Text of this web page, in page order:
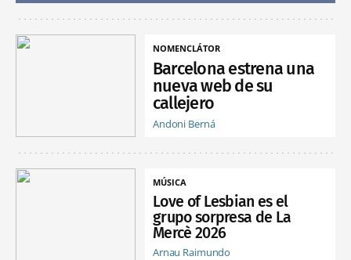
NOMENCLÁTOR
Barcelona estrena una
nueva web de su
callejero
Andoni Berná
MÚSICA
Love of Lesbian es el
grupo sorpresa de La
Mercè 2026
Arnau Raimundo